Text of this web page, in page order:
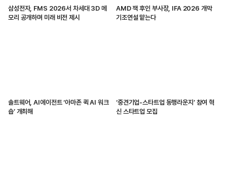
삼성전자, FMS 2026서 차세대 3D 메
모리 공개하며 미래 비전 제시
AMD 잭 후인 부사장, IFA 2026 개막
기조연설 맡는다
솔트웨어, AI에이전트 ‘아마존 퀵 AI 워크
숍’ 개최해
‘중견기업-스타트업 동행라운지’ 참여 혁
신 스타트업 모집